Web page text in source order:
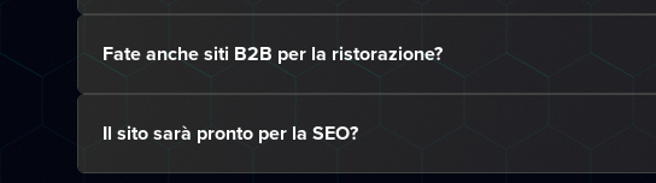
Fate anche siti B2B per la ristorazione?
Il sito sarà pronto per la SEO?